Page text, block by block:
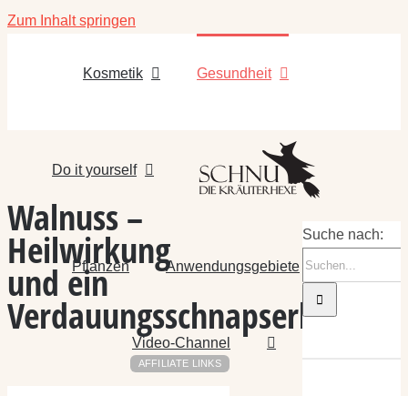
Zum Inhalt springen
Kosmetik Gesundheit
Do it yourself
Pflanzen Anwendungsgebiete
Video-Channel
Walnuss –
Heilwirkung
und ein
Verdauungsschnapserl
AFFILIATE LINKS
Suche nach: